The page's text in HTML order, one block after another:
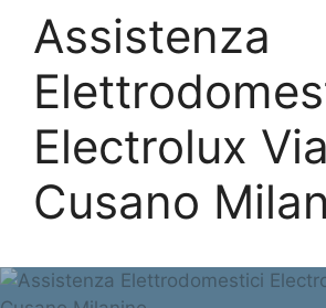
Assistenza
Electrolux
Cusano